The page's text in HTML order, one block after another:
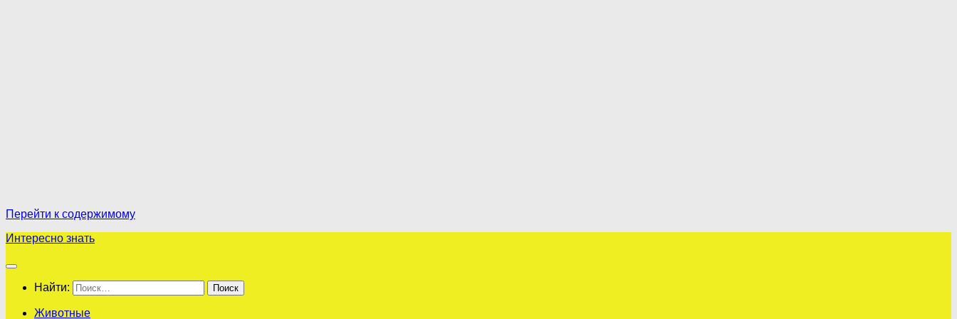
Перейти к содержимому
Интересно знать
Найти:
Животные